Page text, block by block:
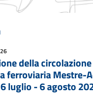
della
ferroviaria Mestre-
luglio - 6 agosto